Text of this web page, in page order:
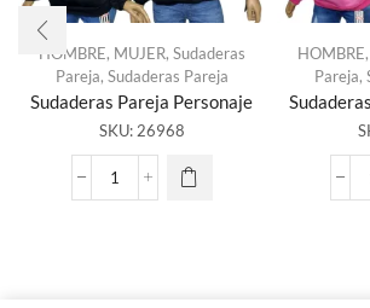
HOMBRE, MUJER, Sudaderas
Pareja, Sudaderas Pareja
Sudaderas Pareja Personaje
SKU: 26968
Sudaderas
HOMBRE,
Pareja,